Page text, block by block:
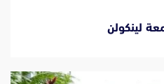
لينكولن